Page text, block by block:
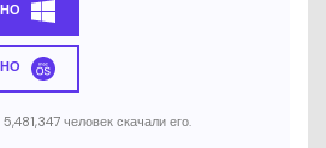
человек скачали его.